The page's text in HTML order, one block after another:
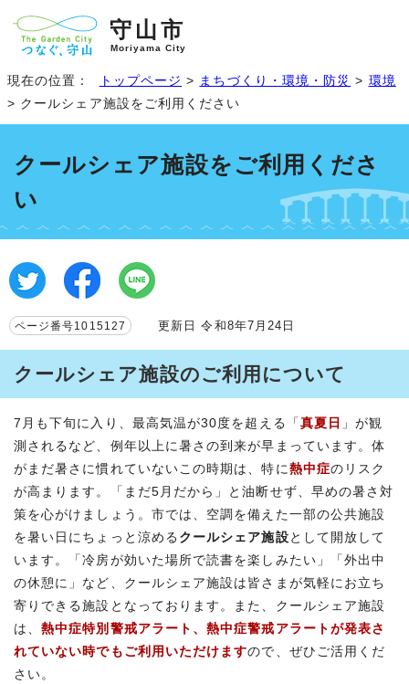
守山市
Moriyama City
現在の位置： トップページ > まちづくり・環境・防災 > 環境
> クールシェア施設をご利用ください
クールシェア施設をご利用くださ
い
ページ番号1015127 更新日 令和8年7月24日
クールシェア施設のご利用について
7月も下旬に入り、最高気温が30度を超える「真夏日 」が観
測されるなど、例年以上に暑さの到来が早まっています。体
がまだ暑さに慣れていないこの時期は、特に熱中症のリスク
が高まります。「まだ5月だから」と油断せず、早めの暑さ対
策を心がけましょう。市では、空調を備えた一部の公共施設
を暑い日にちょっと涼める クールシェア施設として開放して
います。「冷房が効いた場所で読書を楽しみたい」「外出中
の休憩に」など、クールシェア施設は皆さまが気軽にお立ち
寄りできる施設となっております。また、クールシェア施設
は、熱中症特別警戒アラート、熱中症警戒アラートが発表さ
れていない時でもご利用いただけますので、ぜひご活用くだ
さい。